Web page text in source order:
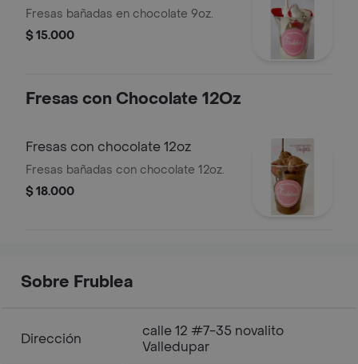
Fresas bañadas en chocolate 9oz.
$ 15.000
Fresas con Chocolate 12Oz
Fresas con chocolate 12oz
Fresas bañadas con chocolate 12oz.
$ 18.000
Sobre Frublea
Dirección
calle 12 #7-35 novalito
Valledupar